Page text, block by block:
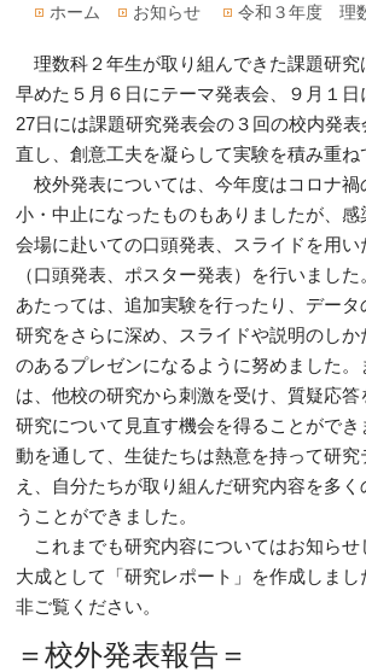
ホーム お知らせ 令和３年度 理
理数科２年生が取り組んできた課題研究
早めた５月６日にテーマ発表会、９月１日
27日には課題研究発表会の３回の校内発
直し、創意工夫を凝らして実験を積み重ね
校外発表については、今年度はコロナ禍
小・中止になったものもありましたが、感
会場に赴いての口頭発表、スライドを用
（口頭発表、ポスター発表）を行いまし
あたっては、追加実験を行ったり、データ
研究をさらに深め、スライドや説明のしか
のあるプレゼンになるように努めました
は、他校の研究から刺激を受け、質疑応
研究について見直す機会を得ることがで
動を通して、生徒たちは熱意を持って研
え、自分たちが取り組んだ研究内容を多
うことができました。
これまでも研究内容についてはお知ら
大成として「研究レポート」を作成しま
非ご覧ください。
＝校外発表報告＝